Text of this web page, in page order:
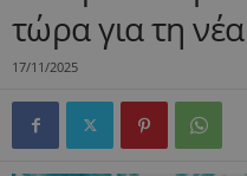
τώρα για τη
17/11/2025